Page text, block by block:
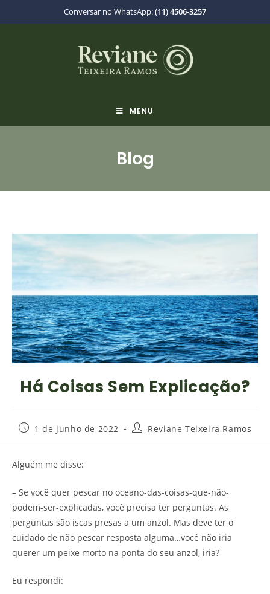
Conversar no WhatsApp:(11) 4506-3257
MENU
Blog
Há Coisas Sem Explicação?
1 de junho de 2022 Reviane Teixeira Ramos
Alguém me disse:
– Se você quer pescar no oceano-das-coisas-que-não-
podem-ser-explicadas, você precisa ter perguntas. As
perguntas são iscas presas a um anzol. Mas deve ter o
cuidado de não pescar resposta alguma…você não iria
querer um peixe morto na ponta do seu anzol, iria?
Eu respondi: